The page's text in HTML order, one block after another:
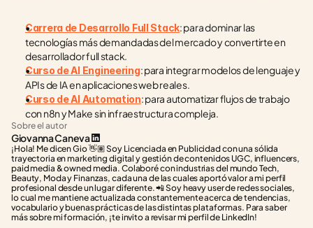
Carrera de Desarrollo Full Stack: para dominar las
tecnologías más demandadas del mercado y convertirte en
desarrollador full stack.
Curso de AI Engineering: para integrar modelos de lenguaje y
APIs de IA en aplicaciones web reales.
Curso de AI Automation: para automatizar flujos de trabajo
con n8n y Make sin infraestructura compleja.
Sobre el autor
Giovanna Caneva
¡Hola! Me dicen Gio 👋🏽 Soy Licenciada en Publicidad con una sólida
trayectoria en marketing digital y gestión de contenidos UGC, influencers,
paid media & owned media. Colaboré con industrias del mundo Tech,
Beauty, Moda y Finanzas, cada una de las cuales aportó valor a mi perfil
profesional desde un lugar diferente. 📲 Soy heavy user de redes sociales,
lo cual me mantiene actualizada constantemente acerca de tendencias,
vocabulario y buenas prácticas de las distintas plataformas. Para saber
más sobre mi formación, ¡te invito a revisar mi perfil de LinkedIn!